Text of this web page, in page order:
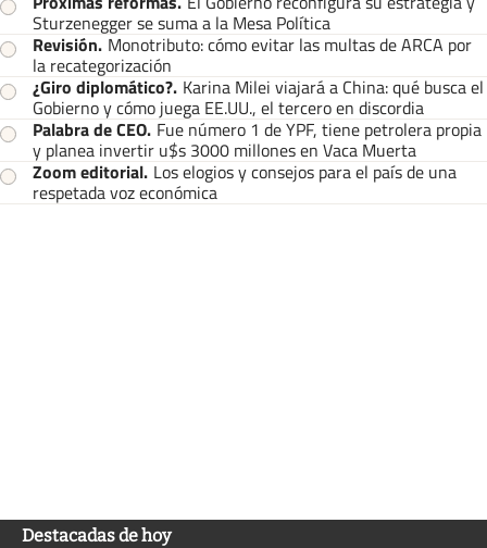
Sturzenegger se suma a la Mesa Política
Revisión. Monotributo: cómo evitar las multas de ARCA por
la recategorización
¿Giro diplomático?. Karina Milei viajará a China: qué busca el
Gobierno y cómo juega EE.UU., el tercero en discordia
Palabra de CEO. Fue número 1 de YPF, tiene petrolera propia
y planea invertir u$s 3000 millones en Vaca Muerta
Zoom editorial. Los elogios y consejos para el país de una
respetada voz económica
Destacadas de hoy